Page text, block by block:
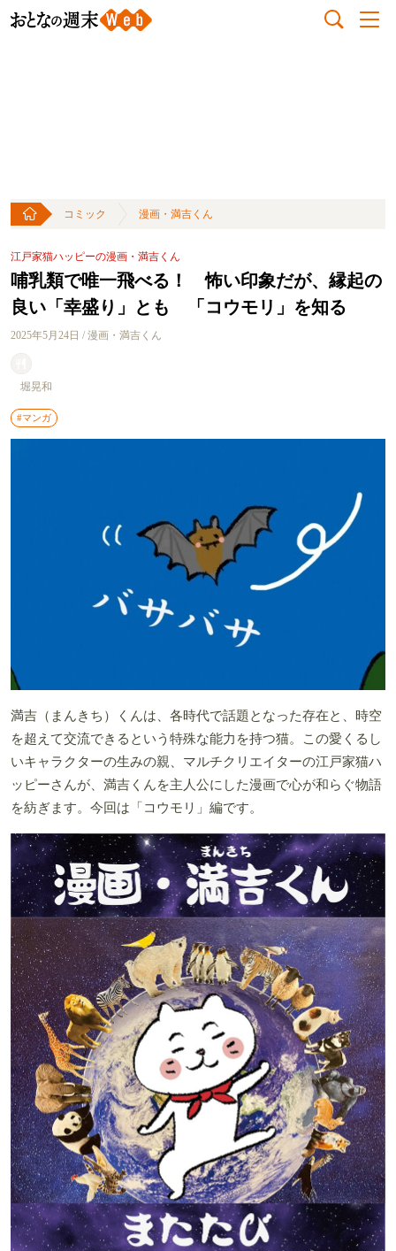
コミック 漫画・満吉くん
江戸家猫ハッピーの漫画・満吉くん
哺乳類で唯一飛べる！ 怖い印象だが、縁起の
良い「幸盛り」とも 「コウモリ」を知る
2025年5月24日 / 漫画・満吉くん
堀晃和
#マンガ
満吉（まんきち）くんは、各時代で話題となった存在と、時空
を超えて交流できるという特殊な能力を持つ猫。この愛くるし
いキャラクターの生みの親、マルチクリエイターの江戸家猫ハ
ッピーさんが、満吉くんを主人公にした漫画で心が和らぐ物語
を紡ぎます。今回は「コウモリ」編です。